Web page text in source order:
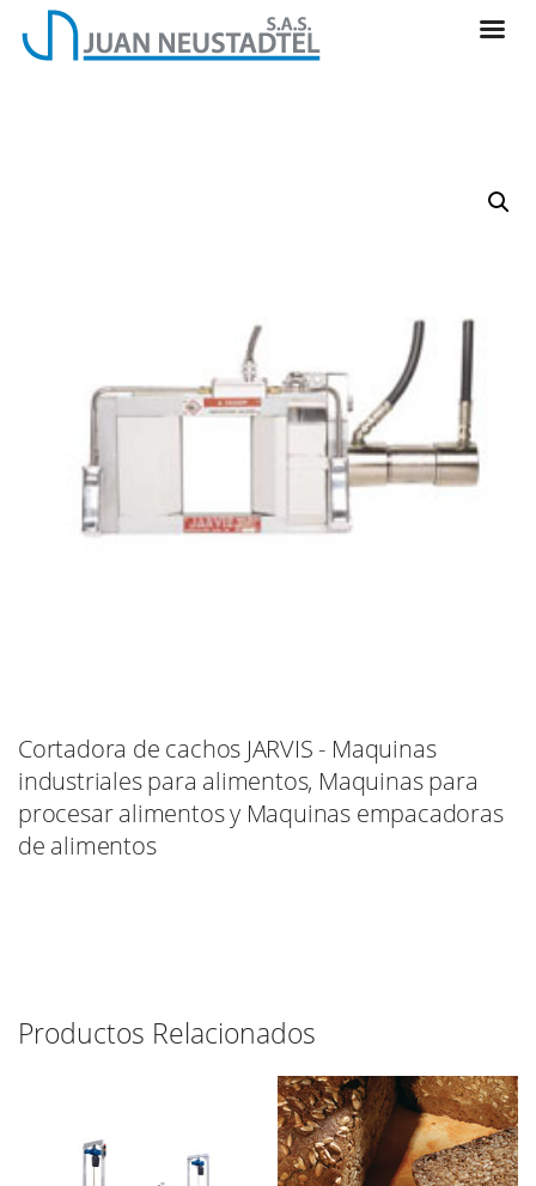
Cortadora de cachos JARVIS - Maquinas
industriales para alimentos, Maquinas para
procesar alimentos y Maquinas empacadoras
de alimentos
Productos Relacionados